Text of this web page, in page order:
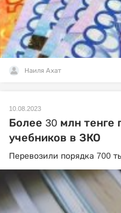
Наиля Ахат
10.08.2023
Более 30 млн тенге
учебников в ЗКО
Перевозили порядка 700